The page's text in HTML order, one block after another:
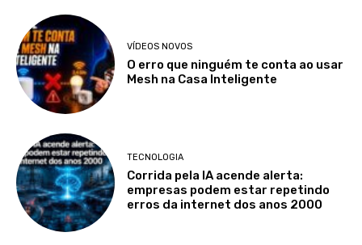
VÍDEOS NOVOS
O erro que ninguém te conta ao usar
Mesh na Casa Inteligente
TECNOLOGIA
Corrida pela IA acende alerta:
empresas podem estar repetindo
erros da internet dos anos 2000